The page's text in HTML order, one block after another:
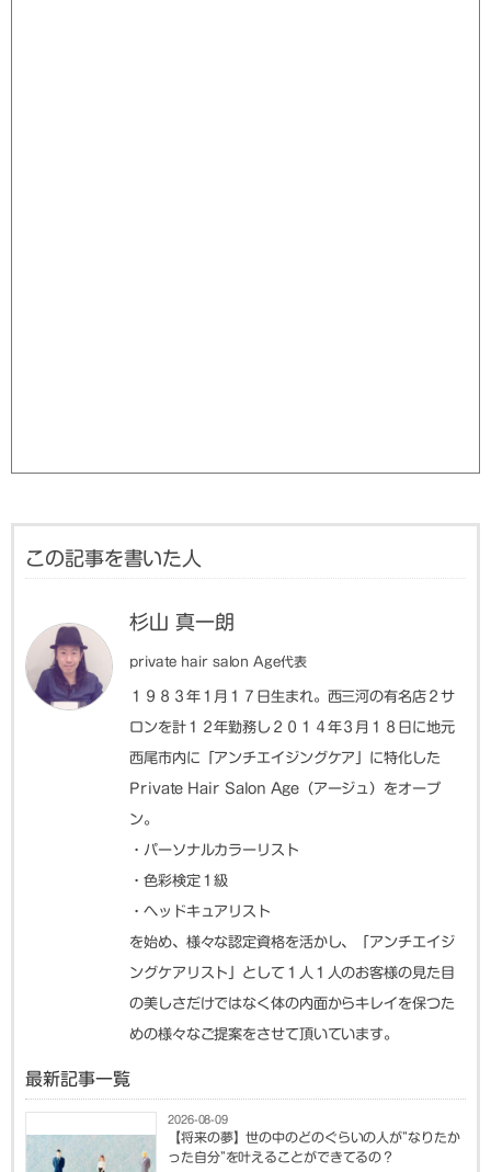
この記事を書いた人
杉山 真一朗
private hair salon Age代表
１９８３年１月１７日生まれ。西三河の有名店２サ
ロンを計１２年勤務し２０１４年３月１８日に地元
西尾市内に「アンチエイジングケア」に特化した
Private Hair Salon Age（アージュ）をオープ
ン。
・パーソナルカラーリスト
・色彩検定１級
・ヘッドキュアリスト
を始め、様々な認定資格を活かし、「アンチエイジ
ングケアリスト」として１人１人のお客様の見た目
の美しさだけではなく体の内面からキレイを保つた
めの様々なご提案をさせて頂いています。
最新記事一覧
2026-08-09
【将来の夢】世の中のどのぐらいの人が”なりたか
った自分”を叶えることができてるの？